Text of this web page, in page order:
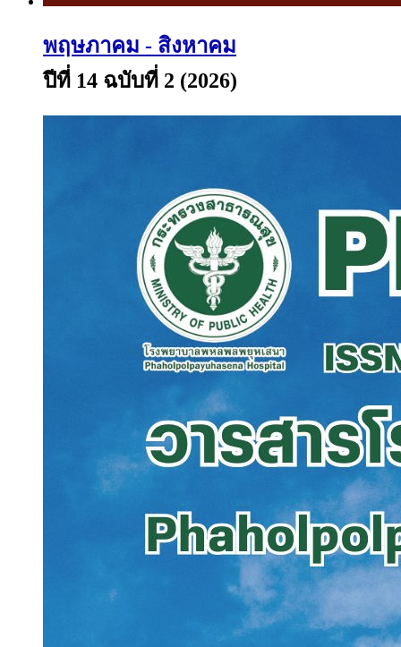
พฤษภาคม - สิงหาคม
ปีที่ 14 ฉบับที่ 2 (2026)